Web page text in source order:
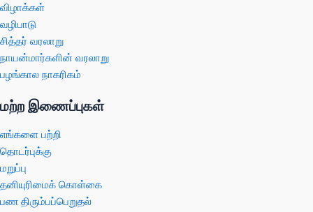
விழாக்கள்
வழிபாடு
சித்தர் வரலாறு
நாயன்மார்களின் வரலாறு
பழங்கால நாகரிகம்
மற்ற இணைப்புகள்
எங்களை பற்றி
தொடர்புக்கு
மறுப்பு
தனியுரிமைக் கொள்கை
பண திரும்பப்பெறுதல்